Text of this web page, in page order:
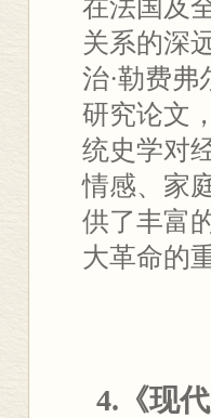
在法国及
关系的深
治·勒费弗
研究论文
统史学对
情感、家
供了丰富
大革命的
4. 《现